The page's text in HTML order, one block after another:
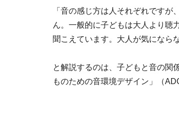
「音の感じ方は人それぞれです
ん。一般的に子どもは大人より聴
聞こえています。大人が気になら
と解説するのは、子どもと音の関
ものための音環境デザイン」（